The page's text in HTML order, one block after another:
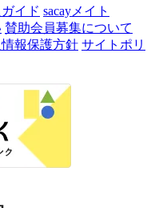
イド sacayメイト
賛助会員募集について
報保護方針 サイトポリ